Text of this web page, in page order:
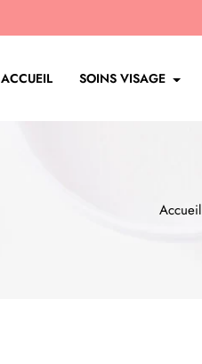
ACCUEIL SOINS VISAGE
Accueil